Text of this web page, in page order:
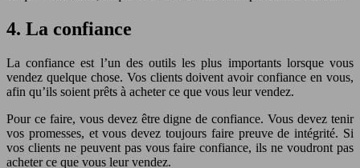
4. La confiance
La confiance est l’un des outils les plus importants lorsque vous
vendez quelque chose. Vos clients doivent avoir confiance en vous,
afin qu’ils soient prêts à acheter ce que vous leur vendez.
Pour ce faire, vous devez être digne de confiance. Vous devez tenir
vos promesses, et vous devez toujours faire preuve de intégrité. Si
vos clients ne peuvent pas vous faire confiance, ils ne voudront pas
acheter ce que vous leur vendez.